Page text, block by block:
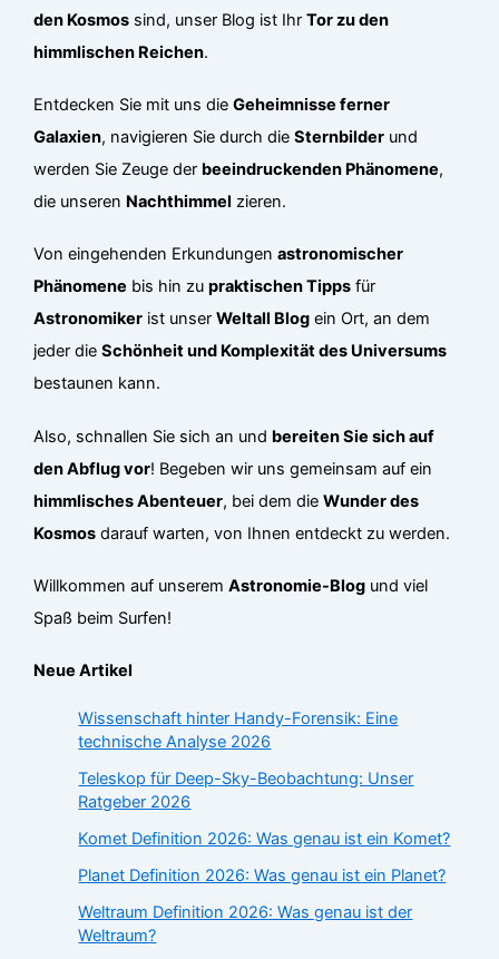
den Kosmos sind, unser Blog ist IhrTor zu den
himmlischen Reichen.
Entdecken Sie mit uns dieGeheimnisse ferner
Galaxien, navigieren Sie durch dieSternbilder und
werden Sie Zeuge der beeindruckenden Phänomene,
die unseren Nachthimmel zieren.
Von eingehenden Erkundungenastronomischer
Phänomene bis hin zupraktischen Tipps für
Astronomiker ist unserWeltall Blog ein Ort, an dem
jeder dieSchönheit und Komplexität des Universums
bestaunen kann.
Also, schnallen Sie sich an und bereiten Sie sich auf
den Abflug vor! Begeben wir uns gemeinsam auf ein
himmlisches Abenteuer, bei dem dieWunder des
Kosmos darauf warten, von Ihnen entdeckt zu werden.
Willkommen auf unseremAstronomie-Blog und viel
Spaß beim Surfen!
Neue Artikel
Wissenschaft hinter Handy-Forensik: Eine
technische Analyse 2026
Teleskop für Deep-Sky-Beobachtung: Unser
Ratgeber 2026
Komet Definition 2026: Was genau ist ein Komet?
Planet Definition 2026: Was genau ist ein Planet?
Weltraum Definition 2026: Was genau ist der
Weltraum?